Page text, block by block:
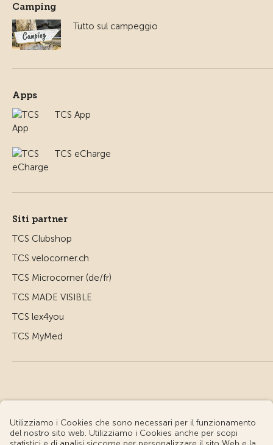
Camping
Tutto sul campeggio
Apps
TCS App
TCS eCharge
Siti partner
TCS Clubshop
TCS velocorner.ch
TCS Microcorner (de/fr)
TCS MADE VISIBLE
TCS lex4you
TCS MyMed